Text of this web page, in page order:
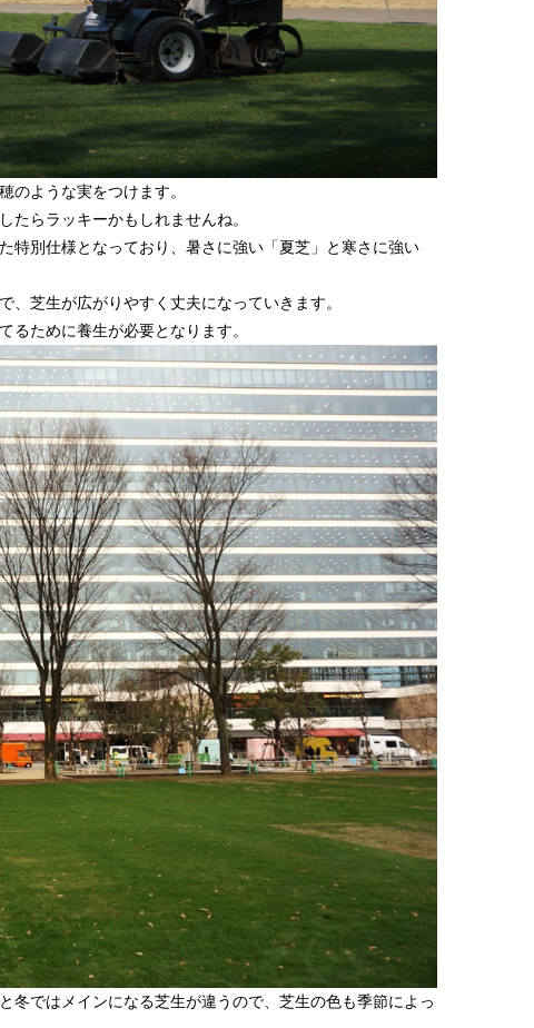
のような実をつけます。
たらラッキーかもしれませんね。
特別仕様となっており、暑さに強い「夏芝」と寒さに強い
芝生が広がりやすく丈夫になっていきます。
冬ではメインになる芝生が違うので、芝生の色も季節によっ